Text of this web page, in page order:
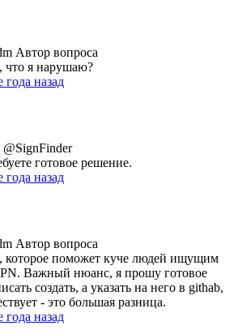
Автор вопроса
, что я нарушаю?
года назад
@SignFinder
готовое решение.
года назад
Автор вопроса
, которое поможет куче людей ищущим
Важный нюанс, я прошу готовое
создать, а указать на него в githab,
- это большая разница.
года назад